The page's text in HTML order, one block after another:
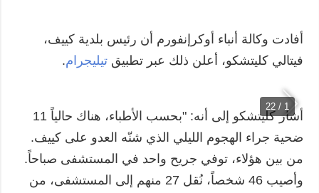
المزيد
التقارير
الصور
الفيديوهات
خدمات
الاشتراك
أفادت وكالة أنباء أوكرإنفورم أن رئيس بلدية كييف،
فيتالي كليتشكو، أعلن ذلك عبر تطبيقتيليجرام.
1 / 22
أشار كليتشكو إلى أنه: "بحسب الأطباء، هناك حالياً 11
ضحية جراء الهجوم الليلي الذي شنّه العدو على كييف.
من بين هؤلاء، توفي جريح واحد في المستشفى صباحاً.
وأصيب 46 شخصاً، نُقل 27 منهم إلى المستشفى، من